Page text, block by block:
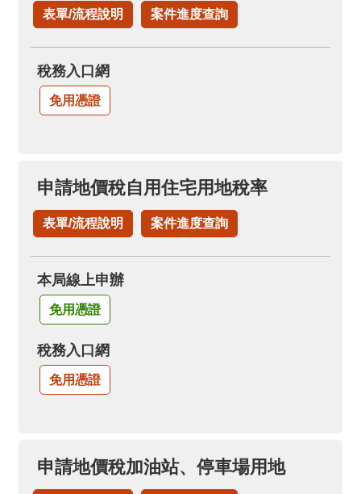
表單/流程說明 案件進度查詢
稅務入口網
免用憑證
申請地價稅自用住宅用地稅率
表單/流程說明 案件進度查詢
本局線上申辦
免用憑證
稅務入口網
免用憑證
申請地價稅加油站、停車場用地